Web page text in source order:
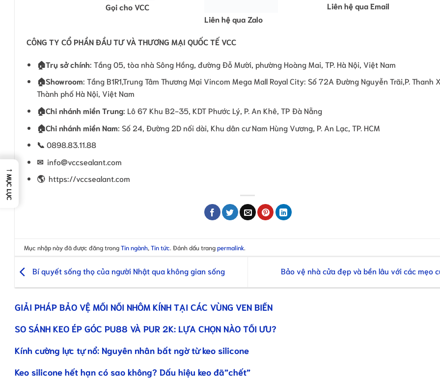
Gọi cho VCC
Liên hệ qua Zalo
Liên hệ qua Email
CÔNG TY CỔ PHẦN ĐẦU TƯ VÀ THƯƠNG MẠI QUỐC TẾ VCC
🏠Trụ sở chính: Tầng 05, tòa nhà Sông Hồng, đường Đỗ Mười, phường Hoàng Mai, TP. Hà Nội, Việt Nam
🏠Showroom: Tầng B1R1,Trung Tâm Thương Mại Vincom Mega Mall Royal City: Số 72A Đường Nguyễn Trãi,P. Thanh
Thành phố Hà Nội, Việt Nam
🏠Chi nhánh miền Trung: Lô 67 Khu B2-35, KDT Phước Lý, P. An Khê, TP Đà Nẵng
🏠Chi nhánh miền Nam: Số 24, Đường 2D nối dài, Khu dân cư Nam Hùng Vương, P. An Lạc, TP. HCM
📞 0898.83.11.88
✉ info@vccsealant.com
🌎 https://vccsealant.com
Mục nhập này đã được đăng trongTin ngành ,Tin tức . Đánh dấu trangpermalink
Bí quyết sống thọ của người Nhật qua không gian sống Bảo vệ nhà cửa đẹp và bền lâu với các mẹo
GIẢI PHÁP BẢO VỆ MỐI NỐI NHÔM KÍNH TẠI CÁC VÙNG VEN BIỂN
SO SÁNH KEO ÉP GÓC PU88 VÀ PUR 2K: LỰA CHỌN NÀO TỐI ƯU?
Kính cường lực tự nổ: Nguyên nhân bất ngờ từ keo silicone
Keo silicone hết hạn có sao không? Dấu hiệu keo đã”chết”
→
MỤC LỤC